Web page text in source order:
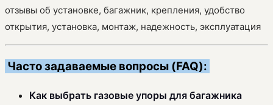
отзывы об установке, багажник, крепления, удобство
открытия, установка, монтаж, надежность, эксплуатация
Часто задаваемые вопросы (FAQ):
Как выбрать газовые упоры для багажника